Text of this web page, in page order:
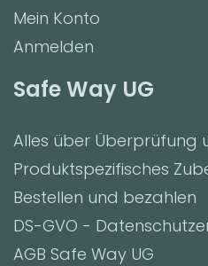
Safe Way UG
Alles über Überprüfung
Produktspezifisches
Bestellen und bezahlen
DS-GVO -
AGB Safe Way UG
Mein Konto
Anmelden